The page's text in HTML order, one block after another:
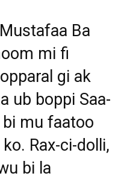
Ba
mi fi
gi ak
ub boppi Saa-
bi mu faatoo
Rax-ci-dolli,
bi la